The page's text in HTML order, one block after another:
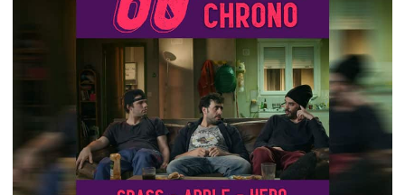
Festival,Listen Up And Bleed ,
Numérique,Photos, Podcasts